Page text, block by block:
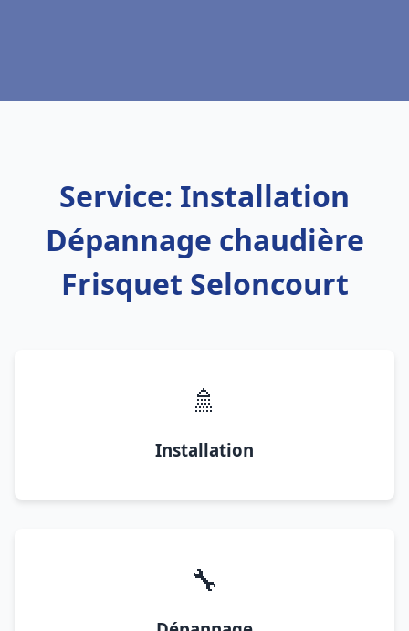
Service: Installation
Dépannage chaudière
Frisquet Seloncourt
🚿
Installation
🔧